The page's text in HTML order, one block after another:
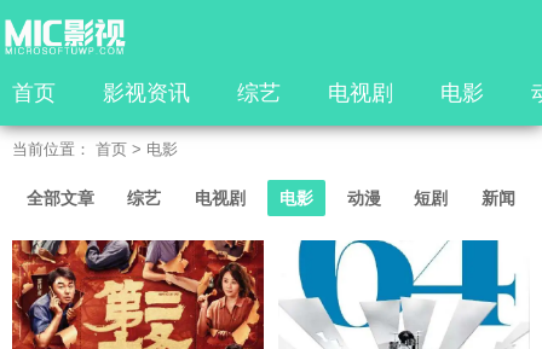
首页 影视资讯 综艺 电视剧 电影
当前位置： 首页 > 电影
全部文章 综艺 电视剧 电影 动漫 短剧 新闻